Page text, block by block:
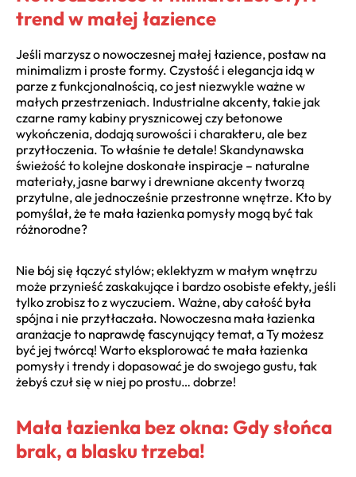
trend w małej łazience
Jeśli marzysz o nowoczesnej małej łazience, postaw na
minimalizm i proste formy. Czystość i elegancja idą w
parze z funkcjonalnością, co jest niezwykle ważne w
małych przestrzeniach. Industrialne akcenty, takie jak
czarne ramy kabiny prysznicowej czy betonowe
wykończenia, dodają surowości i charakteru, ale bez
przytłoczenia. To właśnie te detale! Skandynawska
świeżość to kolejne doskonałe inspiracje – naturalne
materiały, jasne barwy i drewniane akcenty tworzą
przytulne, ale jednocześnie przestronne wnętrze. Kto by
pomyślał, że te mała łazienka pomysły mogą być tak
różnorodne?
Nie bój się łączyć stylów; eklektyzm w małym wnętrzu
może przynieść zaskakujące i bardzo osobiste efekty, jeśli
tylko zrobisz to z wyczuciem. Ważne, aby całość była
spójna i nie przytłaczała. Nowoczesna mała łazienka
aranżacje to naprawdę fascynujący temat, a Ty możesz
być jej twórcą! Warto eksplorować te mała łazienka
pomysły i trendy i dopasować je do swojego gustu, tak
żebyś czuł się w niej po prostu… dobrze!
Mała łazienka bez okna: Gdy słońca
brak, a blasku trzeba!